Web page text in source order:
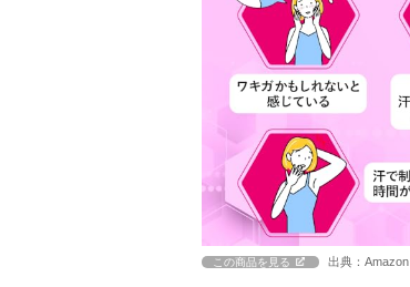
この商品を見る 出典：Amazon